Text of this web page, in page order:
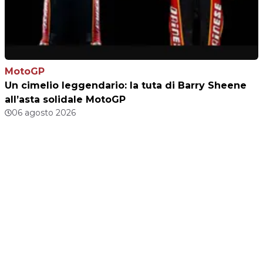
MotoGP
Un cimelio leggendario: la tuta di Barry Sheene
all’asta solidale MotoGP
06 agosto 2026